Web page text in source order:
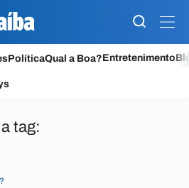
PolíticaQual a Boa?Entretenimento
tag: